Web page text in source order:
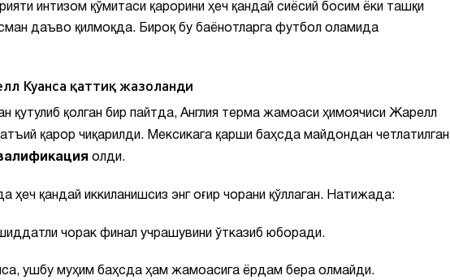
интизом қўмитаси қарорини ҳеч қандай сиёсий босим ёки ташқи
даъво қилмоқда. Бироқ бу баёнотларга футбол оламида
Куанса қаттиқ жазоланди
қутулиб қолган бир пайтда, Англия терма жамоаси ҳимоячиси Жарелл
қарор чиқарилди. Мексикага қарши баҳсда майдондан четлатилган
олди.
қандай иккиланишсиз энг оғир чорани қўллаган. Натижада:
чорак финал учрашувини ўтказиб юборади.
ушбу муҳим баҳсда ҳам жамоасига ёрдам бера олмайди.